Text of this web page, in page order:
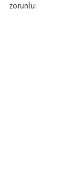
zorunlu: